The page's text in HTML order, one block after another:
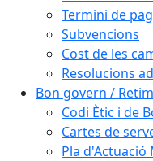
Termini de
Subvencions
Cost de les
Resolucions
Bon govern /
Codi Ètic i de
Cartes de
Pla d'Actuació